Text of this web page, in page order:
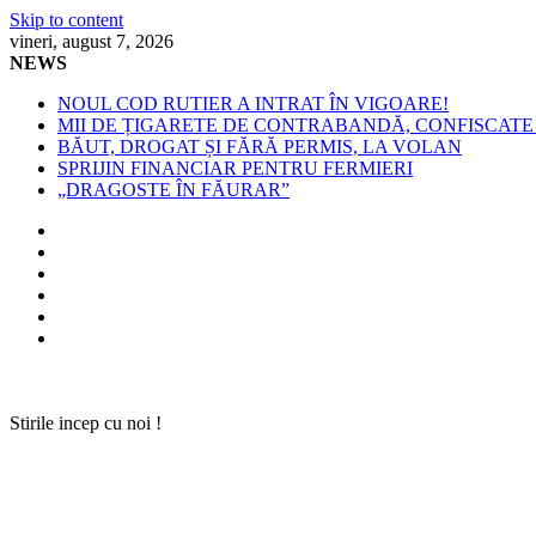
Skip to content
vineri, august 7, 2026
NEWS
NOUL COD RUTIER A INTRAT ÎN VIGOARE!
MII DE ȚIGARETE DE CONTRABANDĂ,
BĂUT, DROGAT ȘI FĂRĂ PERMIS, LA VOLAN
SPRIJIN FINANCIAR PENTRU FERMIERI
„DRAGOSTE ÎN FĂURAR”
Stirile incep cu noi !